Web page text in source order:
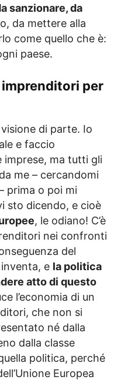
sanzionare, da
da mettere alla
come quello che è:
paese.
imprenditori per
di parte. Io
e faccio
imprese, ma tutti gli
me – cercandomi
prima o poi mi
sto dicendo, e cioè
, le odiano! C’è
nei confronti
del
e la politica
atto di questo
l’economia di un
che non si
né dalla
dalla classe
politica, perché
Europea